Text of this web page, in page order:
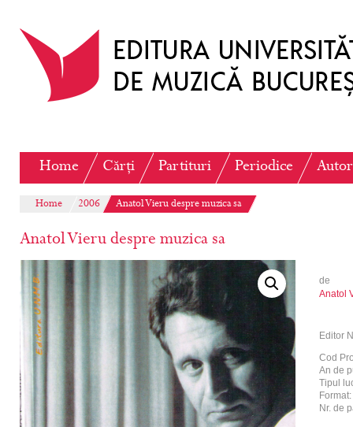
Home Cărți Partituri Periodice
Home 2006 Anatol Vieru despre muzica sa
Anatol Vieru despre muzica sa
de
Anatol
Editor
Cod
An de
Tipul
Format:
Nr. de